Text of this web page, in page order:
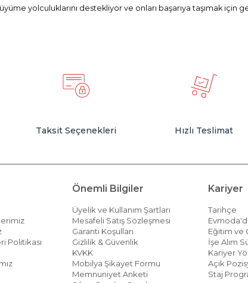
yolculuklarını destekliyor ve onları başarıya taşımak için
Taksit Seçenekleri Hızlı Teslimat
Politikası
Önemli Bilgiler
Üyelik ve Kullanım Şartları
Mesafeli Satış Sözleşmesi
Garanti Koşulları
Gizlilik & Güvenlik
KVKK
Mobilya Şikayet Formu
Memnuniyet Anketi
Kariyer
Tarihçe
Eğitim ve
İşe Alım
Kariyer
Açık
Staj